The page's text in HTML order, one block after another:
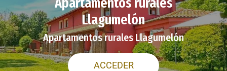
Llagumelón
Apartamentos rurales Llagumelón
ACCEDER